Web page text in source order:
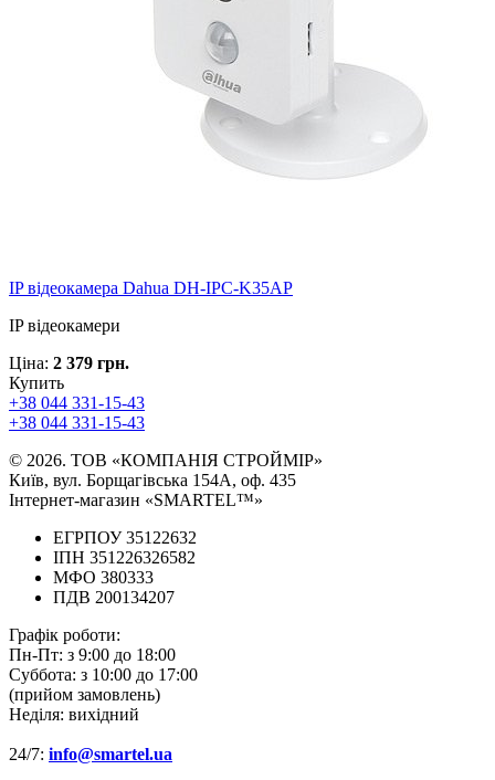
IP відеокамера Dahua DH-IPC-K35AP
IP відеокамери
Ціна: 2 379 грн.
Купить
+38 044 331-15-43
+38 044 331-15-43
© 2026. ТОВ «КОМПАНІЯ СТРОЙМІР»
Київ, вул. Борщагівська 154А, оф. 435
Інтернет-магазин «SMARTEL™»
ЕГРПОУ 35122632
ІПН 351226326582
МФО 380333
ПДВ 200134207
Графік роботи:
Пн-Пт: з 9:00 до 18:00
Суббота: з 10:00 до 17:00
(прийом замовлень)
Неділя: вихідний
24/7: info@smartel.ua